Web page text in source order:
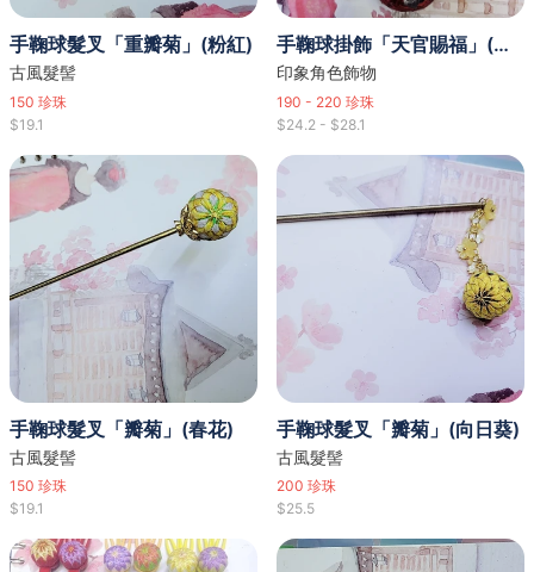
手鞠球髮叉「重瓣菊」(粉紅)
古風髮髻
150 珍珠
$19.1
手鞠球掛飾「天官賜福」(謝憐)(花城)
印象角色飾物
190 - 220 珍珠
$24.2 - $28.1
手鞠球髮叉「瓣菊」(春花)
古風髮髻
150 珍珠
$19.1
手鞠球髮叉「瓣菊」(向日葵)
古風髮髻
200 珍珠
$25.5